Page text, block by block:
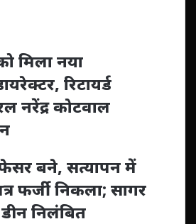
मिला नया
रिटायर्ड
नरेंद्र कोटवाल
बने, सत्यापन में
फर्जी निकला; सागर
निलंबित